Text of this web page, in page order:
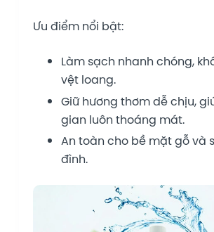
Ưu điểm nổi bật:
Làm sạch nhanh chóng,
vệt loang.
Giữ hương thơm dễ chịu,
gian luôn thoáng mát.
An toàn cho bề mặt gỗ và
đình.